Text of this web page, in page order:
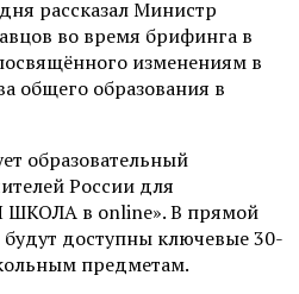
рассказал Министр
во время брифинга в
изменениям в
общего образования в
образовательный
России для
ШКОЛА в online». В прямой
доступны ключевые 30-
предметам.